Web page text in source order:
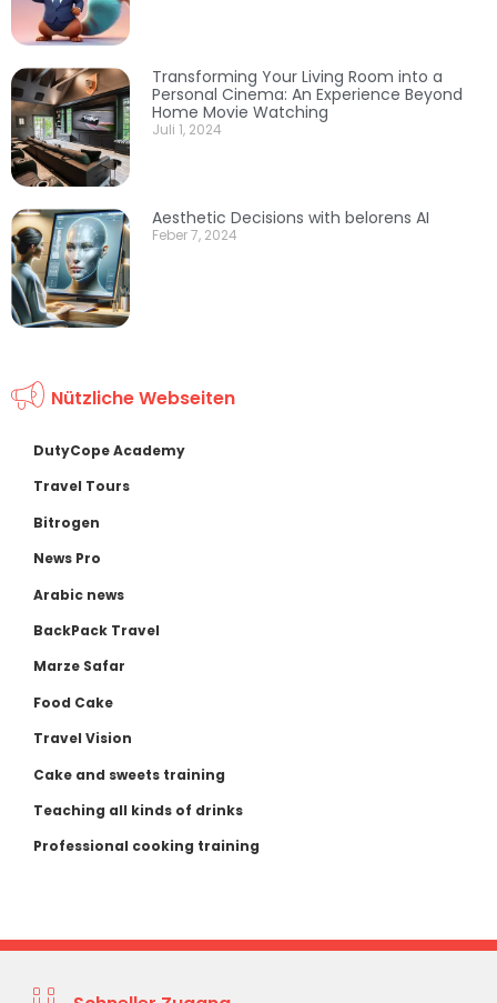
Transforming Your Living Room into a
Personal Cinema: An Experience Beyond
Home Movie Watching
Juli 1, 2024
Aesthetic Decisions with belorens AI
Feber 7, 2024
Nützliche Webseiten
DutyCope Academy
Travel Tours
Bitrogen
News Pro
Arabic news
BackPack Travel
Marze Safar
Food Cake
Travel Vision
Cake and sweets training
Teaching all kinds of drinks
Professional cooking training